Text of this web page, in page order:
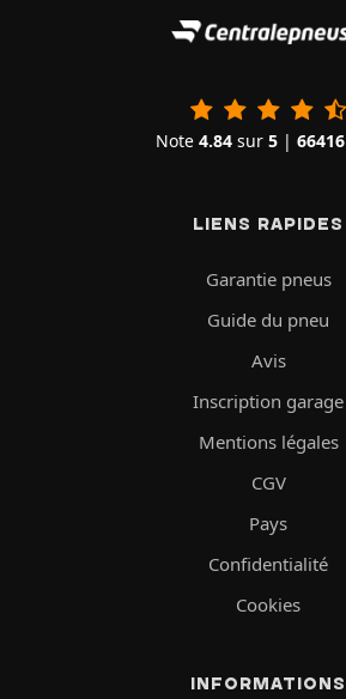
Note 4.84 sur 5 | 66416
LIENS RAPIDES
Garantie pneus
Guide du pneu
Avis
Inscription garage
Mentions légales
CGV
Pays
Confidentialité
Cookies
INFORMATIONS